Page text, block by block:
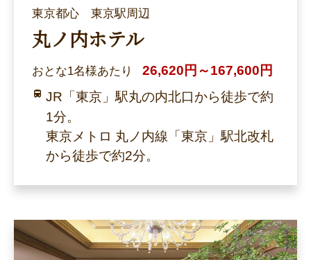
東京都心 東京駅周辺
丸ノ内ホテル
おとな1名様あたり
26,620円～167,600円
JR「東京」駅丸の内北口から徒歩で約
1分。
東京メトロ 丸ノ内線「東京」駅北改札
から徒歩で約2分。